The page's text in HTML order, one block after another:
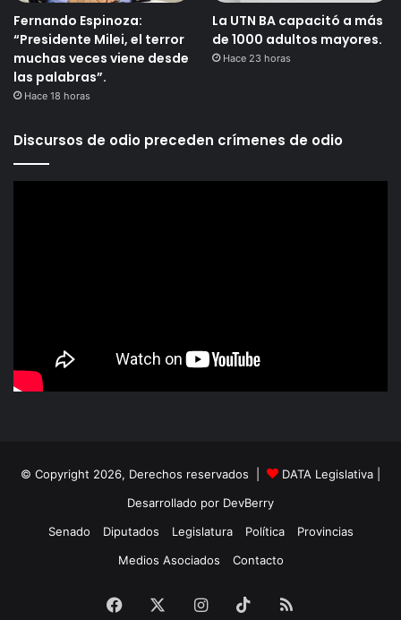
Fernando Espinoza:
“Presidente Milei, el terror
muchas veces viene desde
las palabras”.
Hace 18 horas
La UTN BA capacitó a más
de 1000 adultos mayores.
Hace 23 horas
Discursos de odio preceden crímenes de odio
© Copyright 2026, Derechos reservados | DATA Legislativa
Desarrollado por DevBerry
Senado
Diputados Legislatura Política
Provincias
Medios Asociados
Contacto
Facebook Instagram
TikTokRSS